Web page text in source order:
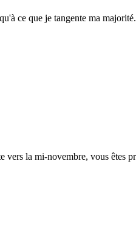
ce que je tangente ma
vers la mi-novembre, vous êtes